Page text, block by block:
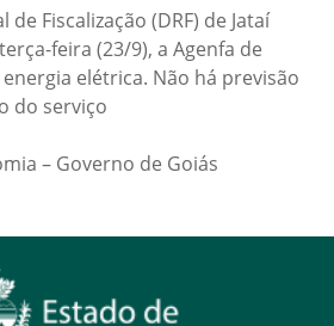
de Fiscalização (DRF) de Jataí
feira (23/9), a Agenfa de
elétrica. Não há previsão
do serviço
– Governo de Goiás